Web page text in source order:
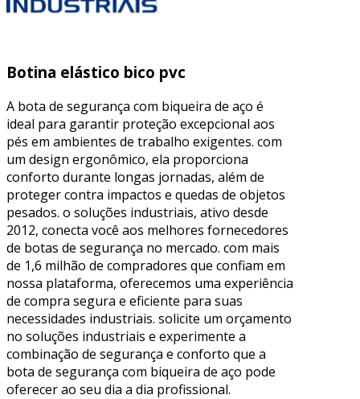
Botina elástico bico pvc
A bota de segurança com biqueira de aço é
ideal para garantir proteção excepcional aos
pés em ambientes de trabalho exigentes. com
um design ergonômico, ela proporciona
conforto durante longas jornadas, além de
proteger contra impactos e quedas de objetos
pesados. o soluções industriais, ativo desde
2012, conecta você aos melhores fornecedores
de botas de segurança no mercado. com mais
de 1,6 milhão de compradores que confiam em
nossa plataforma, oferecemos uma experiência
de compra segura e eficiente para suas
necessidades industriais. solicite um orçamento
no soluções industriais e experimente a
combinação de segurança e conforto que a
bota de segurança com biqueira de aço pode
oferecer ao seu dia a dia profissional.